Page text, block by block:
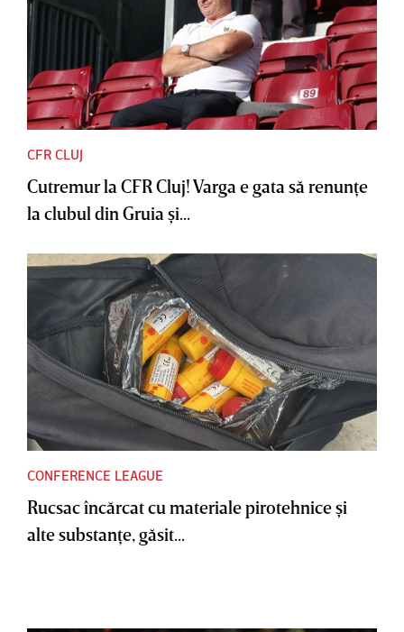
CFR CLUJ
Cutremur la CFR Cluj! Varga e gata să renunţe
la clubul din Gruia şi...
CONFERENCE LEAGUE
Rucsac încărcat cu materiale pirotehnice şi
alte substanţe, găsit...